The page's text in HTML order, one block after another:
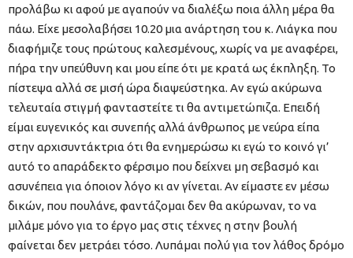
προλάβω κι αφού με αγαπούν να διαλέξω ποια άλλη μέρα θα
πάω. Είχε μεσολαβήσει 10.20 μια ανάρτηση του κ. Λιάγκα που
διαφήμιζε τους πρώτους καλεσμένους, χωρίς να με αναφέρει,
πήρα την υπεύθυνη και μου είπε ότι με κρατά ως έκπληξη. Το
πίστεψα αλλά σε μισή ώρα διαψεύστηκα. Αν εγώ ακύρωνα
τελευταία στιγμή φανταστείτε τι θα αντιμετώπιζα. Επειδή
είμαι ευγενικός και συνεπής αλλά άνθρωπος με νεύρα είπα
στην αρχισυντάκτρια ότι θα ενημερώσω κι εγώ το κοινό γι’
αυτό το απαράδεκτο φέρσιμο που δείχνει μη σεβασμό και
ασυνέπεια για όποιον λόγο κι αν γίνεται. Αν είμαστε εν μέσω
δικών, που πουλάνε, φαντάζομαι δεν θα ακύρωναν, το να
μιλάμε μόνο για το έργο μας στις τέχνες η στην βουλή
φαίνεται δεν μετράει τόσο. Λυπάμαι πολύ για τον λάθος δρόμο